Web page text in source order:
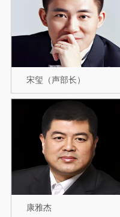
宋玺（声部长）
康雅杰